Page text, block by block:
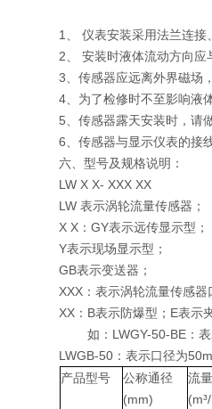
1、 仪表安装采用法兰连接
2、 安装时液体流动方向应
3、传感器应远离外界磁场
4、为了检修时不至影响液
5、传感器露天安装时，请
6、传感器与显示仪表的接
六、型号及规格说明：
LW X X- XXX XX
LW 表示涡轮流量传感器；
X X：GY表示远传显示型；
Y表示现场显示型；
GB表示变送器；
XXX：表示涡轮流量传感器
XX：B表示防爆型；E表示
如：LWGY-50-BE：表
LWGB-50：表示口径为
产品型号
公称通径
(mm)
流